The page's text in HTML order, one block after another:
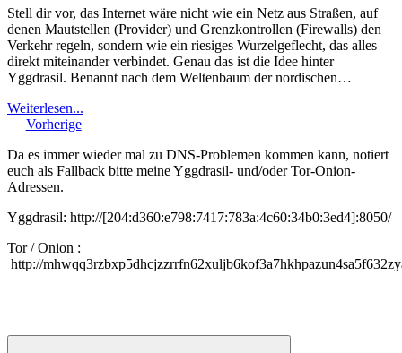
Stell dir vor, das Internet wäre nicht wie ein Netz aus Straßen, auf
denen Mautstellen (Provider) und Grenzkontrollen (Firewalls) den
Verkehr regeln, sondern wie ein riesiges Wurzelgeflecht, das alles
direkt miteinander verbindet. Genau das ist die Idee hinter
Yggdrasil. Benannt nach dem Weltenbaum der nordischen…
Weiterlesen...
Vorherige
Da es immer wieder mal zu DNS-Problemen kommen kann, notiert
euch als Fallback bitte meine Yggdrasil- und/oder Tor-Onion-
Adressen.
Yggdrasil: http://[204:d360:e798:7417:783a:4c60:34b0:3ed4]:8050/
Tor / Onion :
http://